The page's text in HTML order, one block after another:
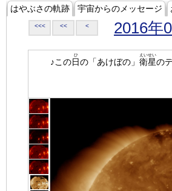
はやぶさの軌跡 宇宙からのメッセージ
<<< << < 2016年
♪この日
ひ
の「あけぼの」 衛星
えいせい
の